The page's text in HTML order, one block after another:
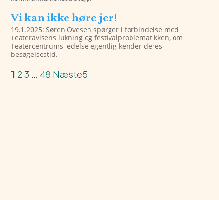
Vi kan ikke høre jer!
19.1.2025: Søren Ovesen spørger i forbindelse med
Teateravisens lukning og festivalproblematikken, om
Teatercentrums ledelse egentlig kender deres
besøgelsestid.
1 2 3 … 48 Næste